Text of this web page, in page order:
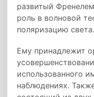
развитый
роль в волновой
поляризацию света.
Ему принадлежит
использованного
наблюдениях.